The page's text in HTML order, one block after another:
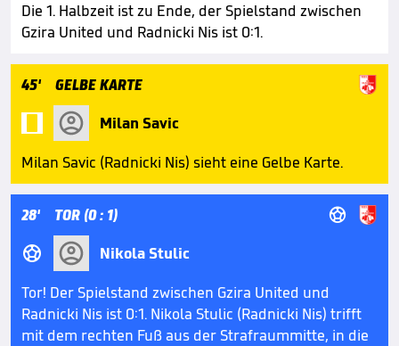
Die 1. Halbzeit ist zu Ende, der Spielstand zwischen
Gzira United und Radnicki Nis ist 0:1.
45' GELBE KARTE
Milan Savic
Milan Savic (Radnicki Nis) sieht eine Gelbe Karte.
28' TOR (0 : 1) 

Nikola Stulic
Tor! Der Spielstand zwischen Gzira United und
Radnicki Nis ist 0:1. Nikola Stulic (Radnicki Nis) trifft
mit dem rechten Fuß aus der Strafraummitte, in die